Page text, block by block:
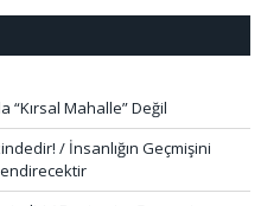
“Kırsal Mahalle” Değil
/ İnsanlığın Geçmişini